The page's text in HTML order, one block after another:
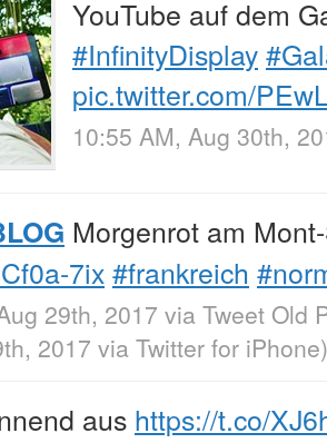
YouTube auf dem
#InfinityDisplay
pic.twitter.com/
10:55 AM, Aug 30th,
Morgenrot am
7ix#frankreich
29th, 2017 via Tweet Old
2017 via Twitter for iPhone)
aus https://t.co/